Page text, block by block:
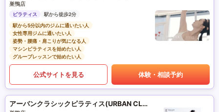
巣鴨店
ピラティス
駅から徒歩2分
駅から5分以内のジムに通いたい人
女性専用ジムに通いたい人
姿勢・腰痛・肩こりが気になる人
マシンピラティスを始めたい人
グループレッスンで始めたい人
公式サイトを見る 体験・相談予約
アーバンクラシックピラティス(URBAN CLASSIC PILATES)